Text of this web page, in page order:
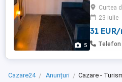
5
renovata
Conditiile :
Perne
TV - TV-
Obiecte
Curtea
23 iulie
31
Cazare24 Anunțuri Cazare -